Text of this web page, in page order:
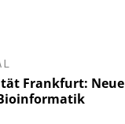
Frankfurt: Neue